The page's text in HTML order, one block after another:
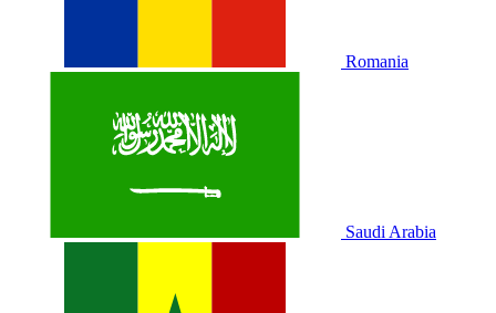
Romania
Saudi Arabia